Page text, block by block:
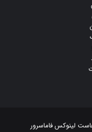
لینوکسفاماسرور